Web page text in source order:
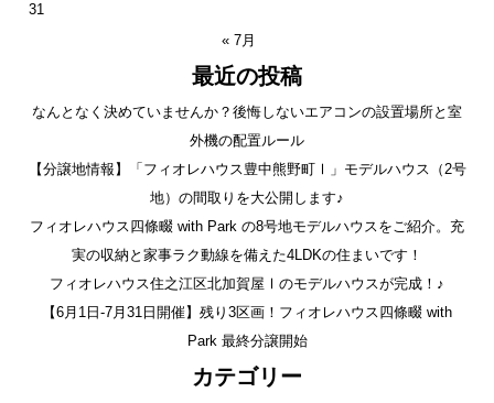
31
« 7月
最近の投稿
なんとなく決めていませんか？後悔しないエアコンの設置場所と室
外機の配置ルール
【分譲地情報】「フィオレハウス豊中熊野町Ⅰ」モデルハウス（2号
地）の間取りを大公開します♪
フィオレハウス四條畷 with Park の8号地モデルハウスをご紹介。充
実の収納と家事ラク動線を備えた4LDKの住まいです！
フィオレハウス住之江区北加賀屋Ⅰのモデルハウスが完成！♪
【6月1日-7月31日開催】残り3区画！フィオレハウス四條畷 with
Park 最終分譲開始
カテゴリー